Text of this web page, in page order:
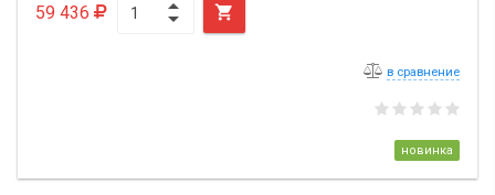
59 436 
в сравнение
новинка